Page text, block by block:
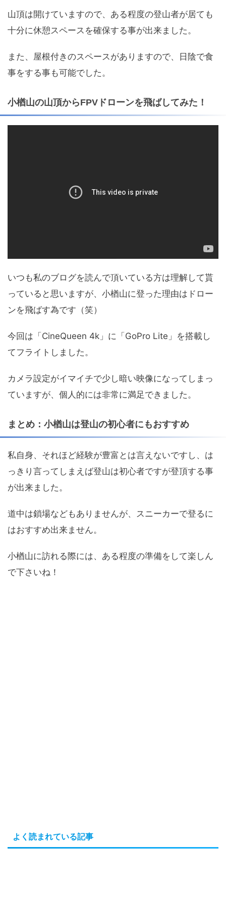
山頂は開けていますので、ある程度の登山者が居ても
十分に休憩スペースを確保する事が出来ました。
また、屋根付きのスペースがありますので、日陰で食
事をする事も可能でした。
小楢山の山頂からFPVドローンを飛ばしてみた！
いつも私のブログを読んで頂いている方は理解して貰
っていると思いますが、小楢山に登った理由はドロー
ンを飛ばす為です（笑）
今回は「CineQueen 4k」に「GoPro Lite」を搭載し
てフライトしました。
カメラ設定がイマイチで少し暗い映像になってしまっ
ていますが、個人的には非常に満足できました。
まとめ：小楢山は登山の初心者にもおすすめ
私自身、それほど経験が豊富とは言えないですし、は
っきり言ってしまえば登山は初心者ですが登頂する事
が出来ました。
道中は鎖場などもありませんが、スニーカーで登るに
はおすすめ出来ません。
小楢山に訪れる際には、ある程度の準備をして楽しん
で下さいね！
よく読まれている記事